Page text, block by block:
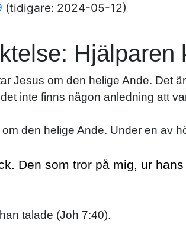
(tidigare: 2024-05-12)
Hjälparen
Jesus om den helige Ande. Det
inte finns någon anledning att
den helige Ande. Under en av
Den som tror på mig, ur
talade (Joh 7:40).